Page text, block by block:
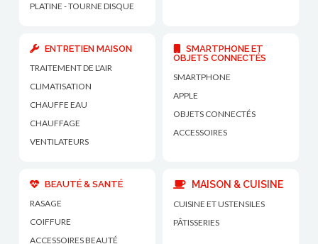
PLATINE - TOURNE DISQUE
ENTRETIEN MAISON
TRAITEMENT DE L'AIR
CLIMATISATION
CHAUFFE EAU
CHAUFFAGE
VENTILATEURS
SMARTPHONE ET
OBJETS CONNECTÉS
SMARTPHONE
APPLE
OBJETS CONNECTÉS
ACCESSOIRES
BEAUTÉ & SANTÉ
RASAGE
COIFFURE
ACCESSOIRES BEAUTÉ
MAISON & CUISINE
CUISINE ET USTENSILES
PÂTISSERIES